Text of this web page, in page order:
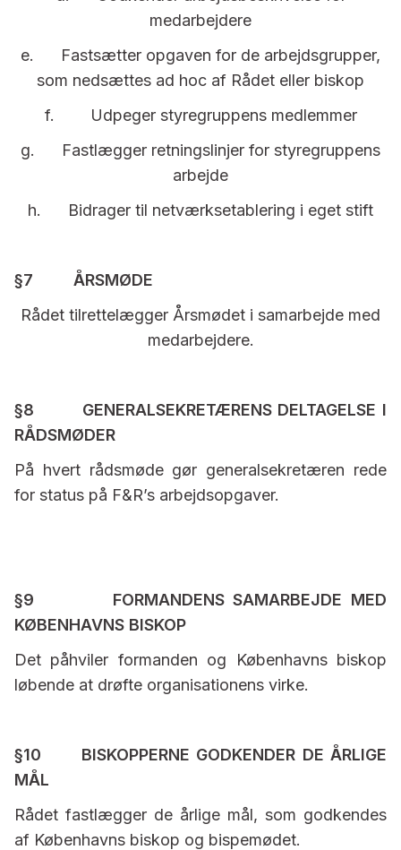
medarbejdere
e. Fastsætter opgaven for de arbejdsgrupper,
som nedsættes ad hoc af Rådet eller biskop
f. Udpeger styregruppens medlemmer
g. Fastlægger retningslinjer for styregruppens
arbejde
h. Bidrager til netværksetablering i eget stift
§7 ÅRSMØDE
Rådet tilrettelægger Årsmødet i samarbejde med
medarbejdere.
§8 GENERALSEKRETÆRENS DELTAGELSE I
RÅDSMØDER
På hvert rådsmøde gør generalsekretæren rede
for status på F&R’s arbejdsopgaver.
§9 FORMANDENS SAMARBEJDE MED
KØBENHAVNS BISKOP
Det påhviler formanden og Københavns biskop
løbende at drøfte organisationens virke.
§10 BISKOPPERNE GODKENDER DE ÅRLIGE
MÅL
Rådet fastlægger de årlige mål, som godkendes
af Københavns biskop og bispemødet.